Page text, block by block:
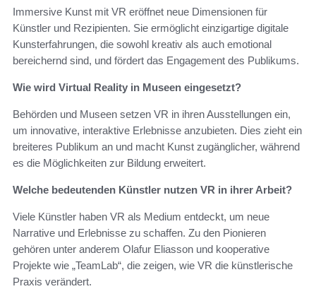
Immersive Kunst mit VR eröffnet neue Dimensionen für
Künstler und Rezipienten. Sie ermöglicht einzigartige digitale
Kunsterfahrungen, die sowohl kreativ als auch emotional
bereichernd sind, und fördert das Engagement des Publikums.
Wie wird Virtual Reality in Museen eingesetzt?
Behörden und Museen setzen VR in ihren Ausstellungen ein,
um innovative, interaktive Erlebnisse anzubieten. Dies zieht ein
breiteres Publikum an und macht Kunst zugänglicher, während
es die Möglichkeiten zur Bildung erweitert.
Welche bedeutenden Künstler nutzen VR in ihrer Arbeit?
Viele Künstler haben VR als Medium entdeckt, um neue
Narrative und Erlebnisse zu schaffen. Zu den Pionieren
gehören unter anderem Olafur Eliasson und kooperative
Projekte wie „TeamLab“, die zeigen, wie VR die künstlerische
Praxis verändert.